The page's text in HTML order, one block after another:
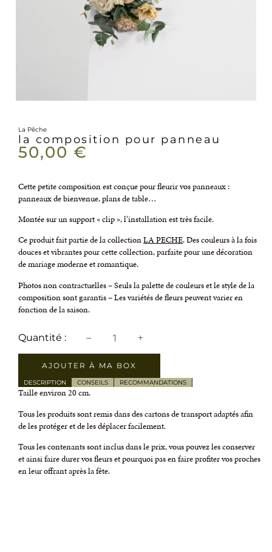
La Pêche
la composition pour panneau
50,00€
Cette petite composition est conçue pour fleurir vos panneaux :
panneaux de bienvenue, plans de table…
Montée sur un support « clip », l’installation est très facile.
Ce produit fait partie de la collectionLA PECHE. Des couleurs à la fois
douces et vibrantes pour cette collection, parfaite pour une décoration
de mariage moderne et romantique.
Photos non contractuelles – Seuls la palette de couleurs et le style de la
composition sont garantis – Les variétés de fleurs peuvent varier en
fonction de la saison.
AJOUTER À MA BOX
DESCRIPTION CONSEILS RECOMMANDATIONS
Taille environ 20 cm.
Tous les produits sont remis dans des cartons de transport adaptés afin
de les protéger et de les déplacer facilement.
Tous les contenants sont inclus dans le prix, vous pouvez les conserver
et ainsi faire durer vos fleurs et pourquoi pas en faire profiter vos proches
en leur offrant après la fête.